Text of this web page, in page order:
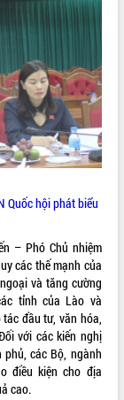
Quốc hội phát biểu
– Phó Chủ nhiệm
các thế mạnh của
và tăng cường
tỉnh của Lào và
đầu tư, văn hóa,
với các kiến nghị
các Bộ, ngành
điều kiện cho địa
cao.